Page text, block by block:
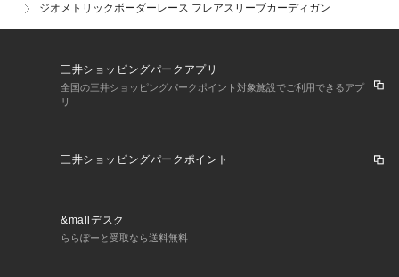
ジオメトリックボーダーレース フレアスリーブカーディガン
三井ショッピングパークアプリ
全国の三井ショッピングパークポイント対象施設でご利用できるアプ
リ
三井ショッピングパークポイント
&mallデスク
ららぽーと受取なら送料無料